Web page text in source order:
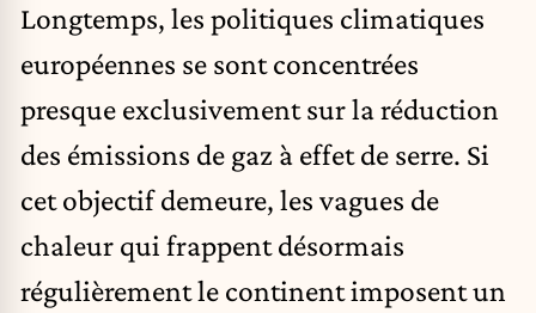
Longtemps, les politiques climatiques
européennes se sont concentrées
presque exclusivement sur la réduction
des émissions de gaz à effet de serre. Si
cet objectif demeure, les vagues de
chaleur qui frappent désormais
régulièrement le continent imposent un